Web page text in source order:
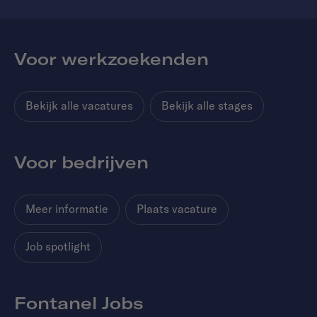
Voor werkzoekenden
Bekijk alle vacatures Bekijk alle stages
Voor bedrijven
Meer informatie Plaats vacature
Job spotlight
Fontanel Jobs